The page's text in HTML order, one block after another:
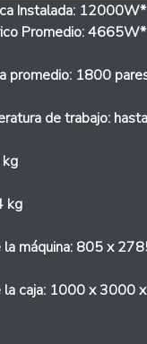
Instalada: 12000W*
Promedio: 4665W*
promedio: 1800
de trabajo:
kg
la máquina: 805 x
la caja: 1000 x 3000